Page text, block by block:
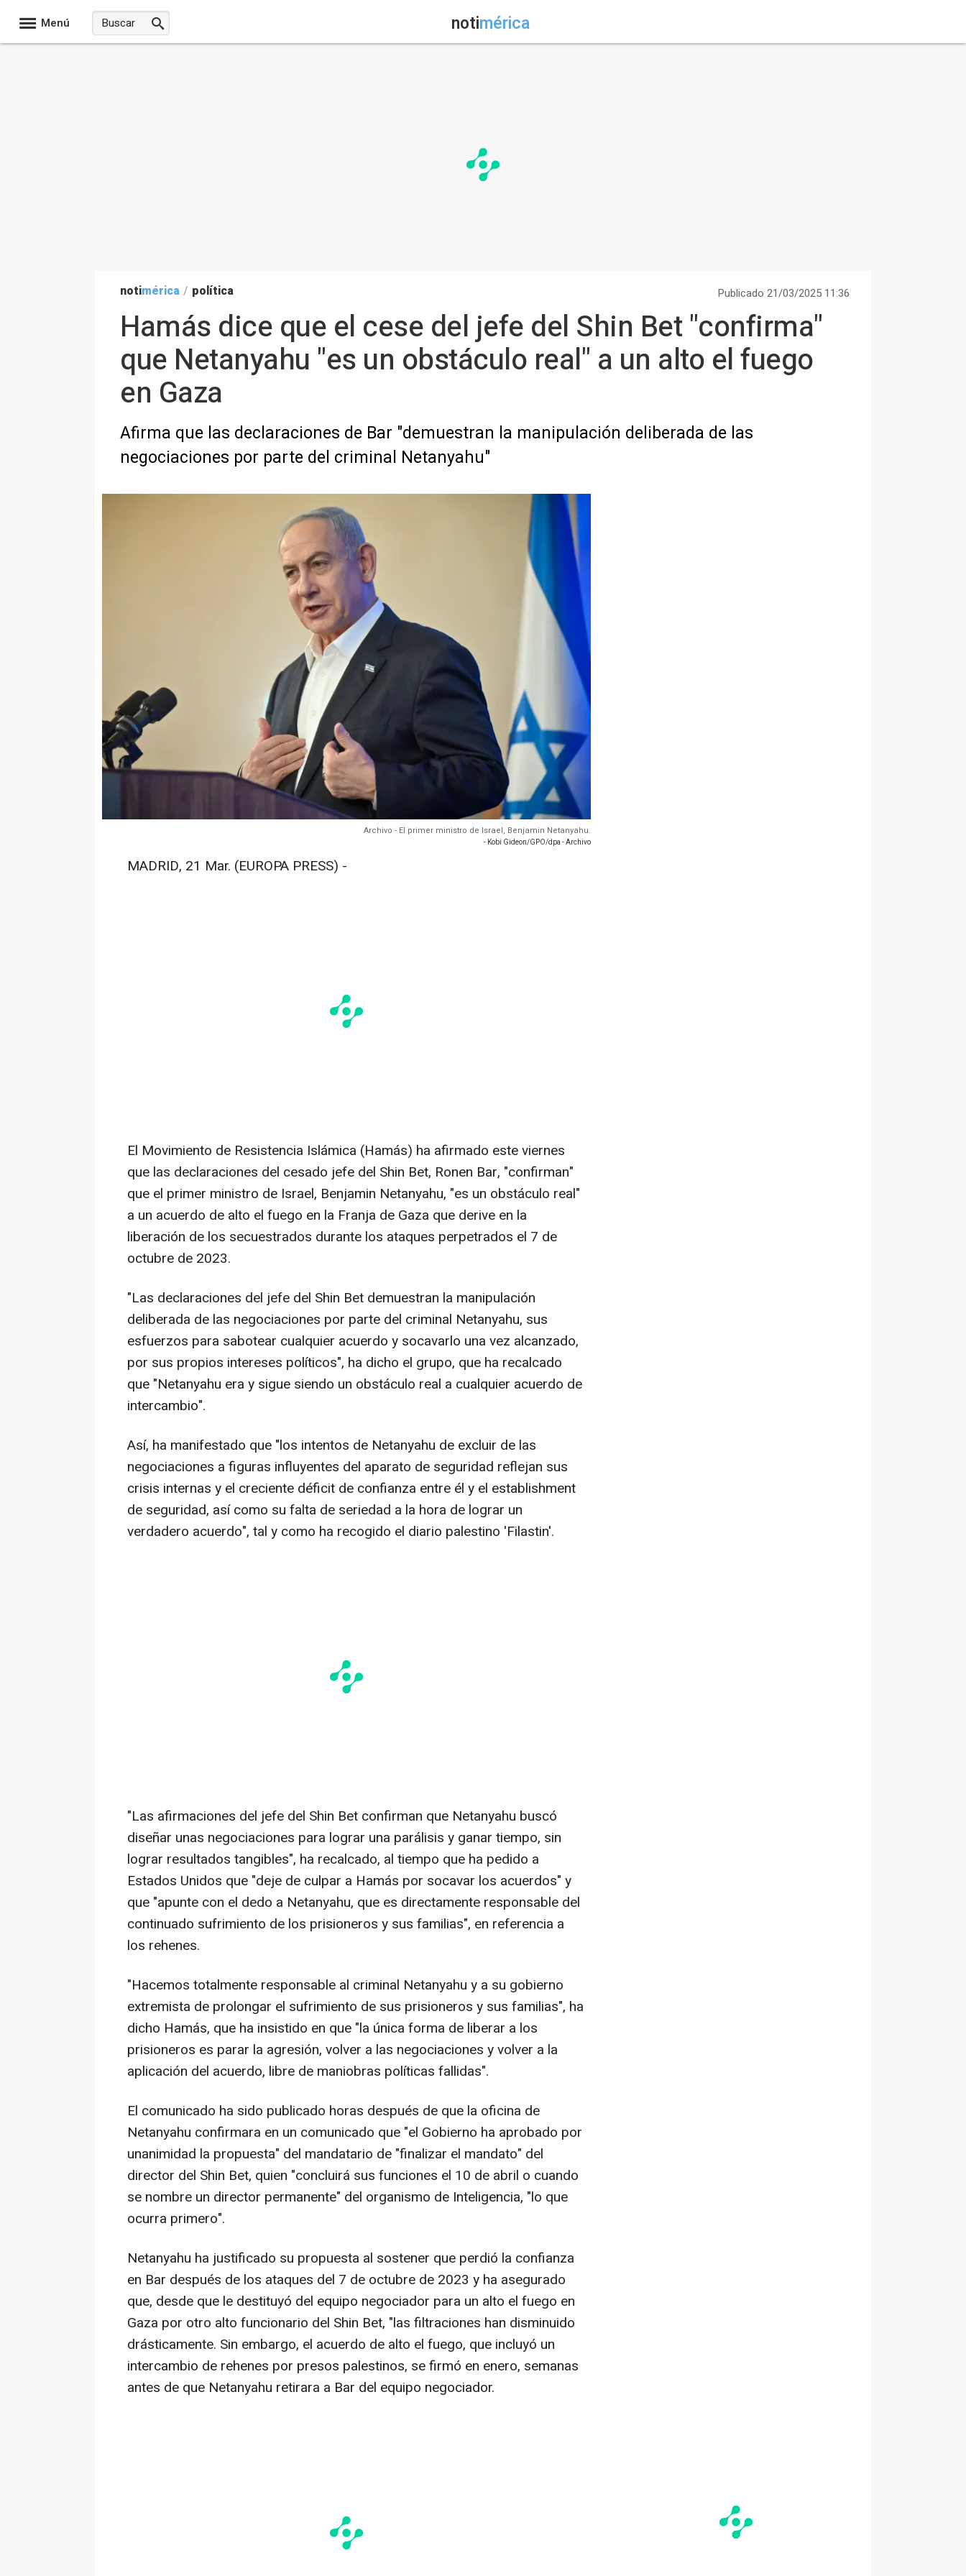
Menú notimérica
notimérica / política Publicado 21/03/2025 11:36
Hamás dice que el cese del jefe del Shin Bet "confirma"
que Netanyahu "es un obstáculo real" a un alto el fuego
en Gaza
Afirma que las declaraciones de Bar "demuestran la manipulación deliberada de las
negociaciones por parte del criminal Netanyahu"
Archivo - El primer ministro de Israel, Benjamin Netanyahu.
- Kobi Gideon/GPO/dpa - Archivo
MADRID, 21 Mar. (EUROPA PRESS) -
El Movimiento de Resistencia Islámica (Hamás) ha afirmado este viernes
que las declaraciones del cesado jefe del Shin Bet, Ronen Bar, "confirman"
que el primer ministro de Israel, Benjamin Netanyahu, "es un obstáculo real"
a un acuerdo de alto el fuego en la Franja de Gaza que derive en la
liberación de los secuestrados durante los ataques perpetrados el 7 de
octubre de 2023.
"Las declaraciones del jefe del Shin Bet demuestran la manipulación
deliberada de las negociaciones por parte del criminal Netanyahu, sus
esfuerzos para sabotear cualquier acuerdo y socavarlo una vez alcanzado,
por sus propios intereses políticos", ha dicho el grupo, que ha recalcado
que "Netanyahu era y sigue siendo un obstáculo real a cualquier acuerdo de
intercambio".
Así, ha manifestado que "los intentos de Netanyahu de excluir de las
negociaciones a figuras influyentes del aparato de seguridad reflejan sus
crisis internas y el creciente déficit de confianza entre él y el establishment
de seguridad, así como su falta de seriedad a la hora de lograr un
verdadero acuerdo", tal y como ha recogido el diario palestino 'Filastin'.
"Las afirmaciones del jefe del Shin Bet confirman que Netanyahu buscó
diseñar unas negociaciones para lograr una parálisis y ganar tiempo, sin
lograr resultados tangibles", ha recalcado, al tiempo que ha pedido a
Estados Unidos que "deje de culpar a Hamás por socavar los acuerdos" y
que "apunte con el dedo a Netanyahu, que es directamente responsable del
continuado sufrimiento de los prisioneros y sus familias", en referencia a
los rehenes.
"Hacemos totalmente responsable al criminal Netanyahu y a su gobierno
extremista de prolongar el sufrimiento de sus prisioneros y sus familias", ha
dicho Hamás, que ha insistido en que "la única forma de liberar a los
prisioneros es parar la agresión, volver a las negociaciones y volver a la
aplicación del acuerdo, libre de maniobras políticas fallidas".
El comunicado ha sido publicado horas después de que la oficina de
Netanyahu confirmara en un comunicado que "el Gobierno ha aprobado por
unanimidad la propuesta" del mandatario de "finalizar el mandato" del
director del Shin Bet, quien "concluirá sus funciones el 10 de abril o cuando
se nombre un director permanente" del organismo de Inteligencia, "lo que
ocurra primero".
Netanyahu ha justificado su propuesta al sostener que perdió la confianza
en Bar después de los ataques del 7 de octubre de 2023 y ha asegurado
que, desde que le destituyó del equipo negociador para un alto el fuego en
Gaza por otro alto funcionario del Shin Bet, "las filtraciones han disminuido
drásticamente. Sin embargo, el acuerdo de alto el fuego, que incluyó un
intercambio de rehenes por presos palestinos, se firmó en enero, semanas
antes de que Netanyahu retirara a Bar del equipo negociador.